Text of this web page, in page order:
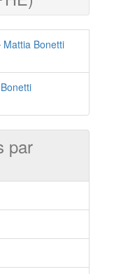
Mattia Bonetti
par